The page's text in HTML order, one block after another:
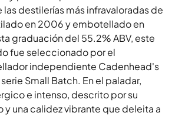
destilerías más infravaloradas de
en 2006 y embotellado en
graduación del 55.2% ABV, este
fue seleccionado por el
independiente Cadenhead's
Small Batch. En el paladar,
e intenso, descrito por su
una calidez vibrante que deleita a